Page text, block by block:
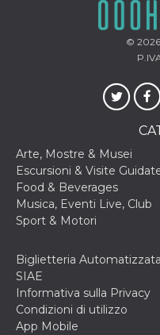
© 2026
Arte, Mostre & Musei
Escursioni & Visite
Food & Beverages
Musica, Eventi Live, Club
Sport & Motori
Biglietteria Automatizzata
SIAE
Informativa sulla Privacy
Condizioni di utilizzo
App Mobile
Necessari
I cookie strettamente
indispensabili al
servizi qui presenti non
wordpress_test_cookie